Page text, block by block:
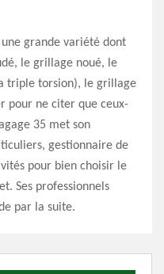
grande variété dont
le grillage noué, le
triple torsion), le grillage
pour ne citer que ceux-
35 met son
gestionnaire de
pour bien choisir le
Ses professionnels
par la suite.